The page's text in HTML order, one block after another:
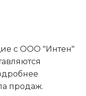
с ООО "Интен"
продаж.